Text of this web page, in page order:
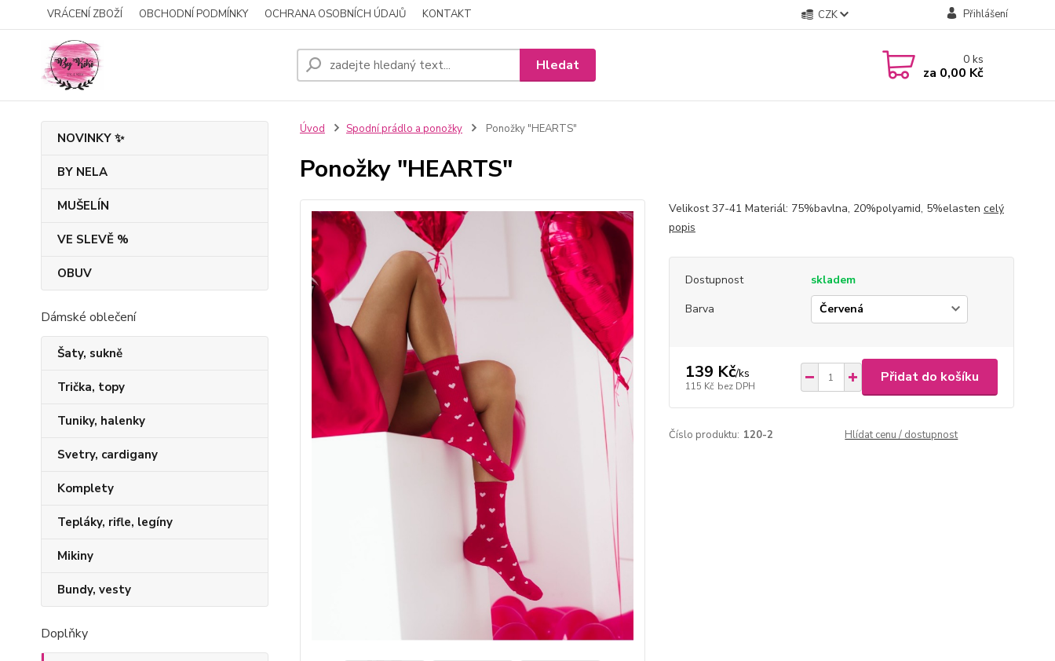
VRÁCENÍ ZBOŽÍ OBCHODNÍ PODMÍNKY OCHRANA OSOBNÍCH ÚDAJŮ KONTAKT CZK Přihlášení
Hledat 0ks
za 0,00 Kč
NOVINKY ✨
BY NELA
MUŠELÍN
VE SLEVĚ %
OBUV
Dámské oblečení
Šaty, sukně
Trička, topy
Tuniky, halenky
Svetry, cardigany
Komplety
Tepláky, rifle, legíny
Mikiny
Bundy, vesty
Doplňky
Úvod Spodní prádlo a ponožky Ponožky "HEARTS"
Ponožky "HEARTS"
Velikost 37-41 Materiál: 75%bavlna, 20%polyamid, 5%elasten celý
popis
Dostupnost
skladem
Barva
139 Kč/ks
115 Kč bez DPH
Přidat do košíku
Číslo produktu: 120-2 Hlídat cenu / dostupnost